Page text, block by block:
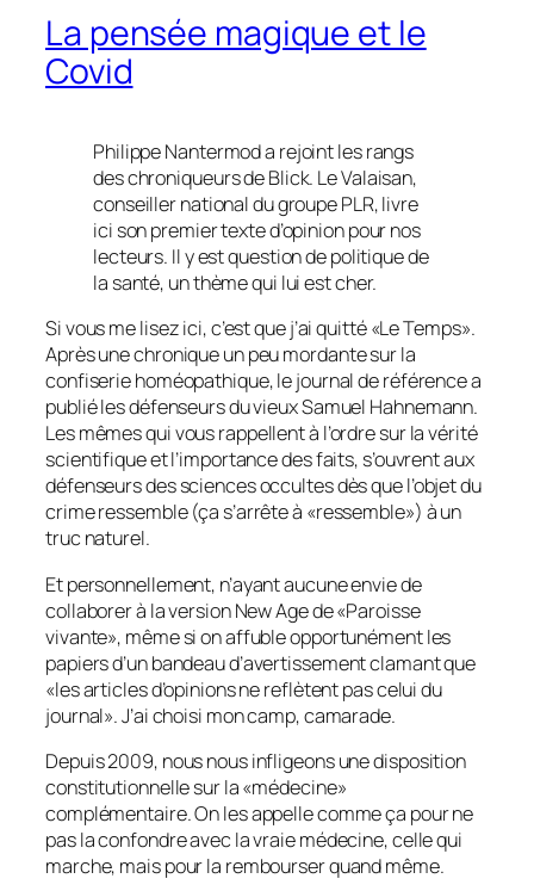
La pensée magique et le
Covid
Philippe Nantermod a rejoint les rangs
des chroniqueurs de Blick. Le Valaisan,
conseiller national du groupe PLR, livre
ici son premier texte d’opinion pour nos
lecteurs. Il y est question de politique de
la santé, un thème qui lui est cher.
Si vous me lisez ici, c’est que j’ai quitté «Le Temps».
Après une chronique un peu mordante sur la
confiserie homéopathique, le journal de référence a
publié les défenseurs du vieux Samuel Hahnemann.
Les mêmes qui vous rappellent à l’ordre sur la vérité
scientifique et l’importance des faits, s’ouvrent aux
défenseurs des sciences occultes dès que l’objet du
crime ressemble (ça s’arrête à «ressemble») à un
truc naturel.
Et personnellement, n’ayant aucune envie de
collaborer à la version New Age de «Paroisse
vivante», même si on affuble opportunément les
papiers d’un bandeau d’avertissement clamant que
«les articles d’opinions ne reflètent pas celui du
journal». J’ai choisi mon camp, camarade.
Depuis 2009, nous nous infligeons une disposition
constitutionnelle sur la «médecine»
complémentaire. On les appelle comme ça pour ne
pas la confondre avec la vraie médecine, celle qui
marche, mais pour la rembourser quand même.